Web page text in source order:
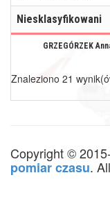
Niesklasyfikowani
GRZEGÓRZEK
Znaleziono 21
Copyright ©
pomiar czasu.